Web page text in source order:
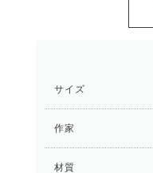
サイズ
作家
材質